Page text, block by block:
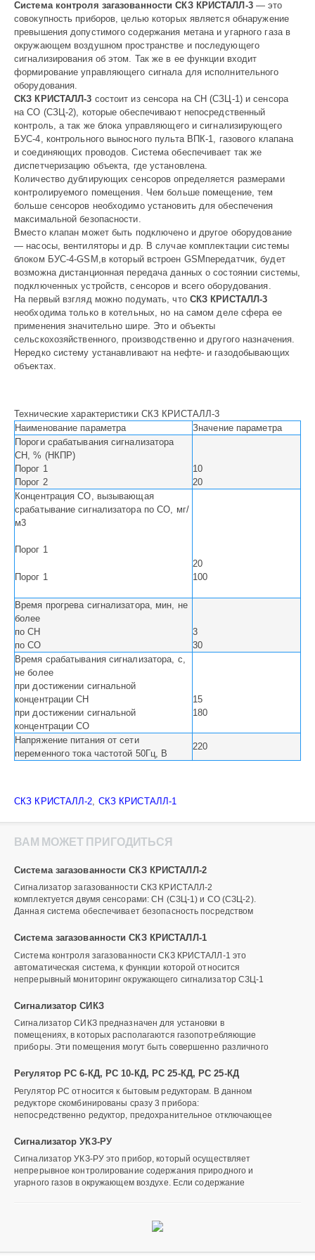
Система контроля загазованности СКЗ КРИСТАЛЛ-3— это
совокупность приборов, целью которых является обнаружение
превышения допустимого содержания метана и угарного газа в
окружающем воздушном пространстве и последующего
сигнализирования об этом. Так же в ее функции входит
формирование управляющего сигнала для исполнительного
оборудования.
СКЗ КРИСТАЛЛ-3 состоит из сенсора на СН (СЗЦ-1) и сенсора
на СО (СЗЦ-2), которые обеспечивают непосредственный
контроль, а так же блока управляющего и сигнализирующего
БУС-4, контрольного выносного пульта ВПК-1, газового клапана
и соединяющих проводов. Система обеспечивает так же
диспетчеризацию объекта, где установлена.
Количество дублирующих сенсоров определяется размерами
контролируемого помещения. Чем больше помещение, тем
больше сенсоров необходимо установить для обеспечения
максимальной безопасности.
Вместо клапан может быть подключено и другое оборудование
— насосы, вентиляторы и др. В случае комплектации системы
блоком БУС-4-GSM,в который встроен GSM передатчик, будет
возможна дистанционная передача данных о состоянии системы,
подключенных устройств, сенсоров и всего оборудования.
На первый взгляд можно подумать, что СКЗ КРИСТАЛЛ-3
необходима только в котельных, но на самом деле сфера ее
применения значительно шире. Это и объекты
сельскохозяйственного, производственно и другого назначения.
Нередко систему устанавливают на нефте- и газодобывающих
объектах.
Технические характеристики СКЗ КРИСТАЛЛ-3
Наименование параметра
Значение параметра
Пороги срабатывания сигнализатора
СН, % (НКПР)
Порог 1
Порог 2
10
20
Концентрация СО, вызывающая
срабатывание сигнализатора по СО, мг/
м3
Порог 1
Порог 1
20
100
Время прогрева сигнализатора, мин, не
более
по СН
по СО
3
30
Время срабатывания сигнализатора, с,
не более
при достижении сигнальной
концентрации СН
при достижении сигнальной
концентрации СО
15
180
Напряжение питания от сети
переменного тока частотой 50Гц, В
220
СКЗ КРИСТАЛЛ-2, СКЗ КРИСТАЛЛ-1
ВАМ МОЖЕТ ПРИГОДИТЬСЯ
Система загазованности СКЗ КРИСТАЛЛ-2
Сигнализатор загазованности СКЗ КРИСТАЛЛ-2
комплектуется двумя сенсорами: СН (СЗЦ-1) и СО (СЗЦ-2).
Данная система обеспечивает безопасность посредством
Система загазованности СКЗ КРИСТАЛЛ-1
Система контроля загазованности СКЗ КРИСТАЛЛ-1 это
автоматическая система, к функции которой относится
непрерывный мониторинг окружающего сигнализатор СЗЦ-1
Сигнализатор СИКЗ
Сигнализатор СИКЗ предназначен для установки в
помещениях, в которых располагаются газопотребляющие
приборы. Эти помещения могут быть совершенно различного
Регулятор РС 6-КД, РС 10-КД, РС 25-КД, РС 25-КД
Регулятор РС относится к бытовым редукторам. В данном
редукторе скомбинированы сразу 3 прибора:
непосредственно редуктор, предохранительное отключающее
Сигнализатор УКЗ-РУ
Сигнализатор УКЗ-РУ это прибор, который осуществляет
непрерывное контролирование содержания природного и
угарного газов в окружающем воздухе. Если содержание